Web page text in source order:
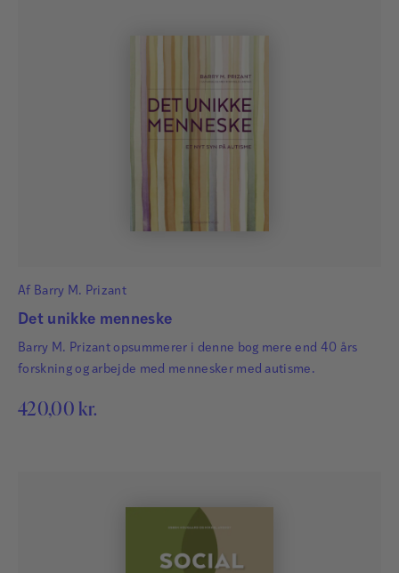
Af Barry M. Prizant
Det unikke menneske
Barry M. Prizant opsummerer i denne bog mere end 40 års
forskning og arbejde med mennesker med autisme.
420,00 kr.